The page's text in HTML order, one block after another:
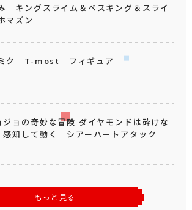
キングスライム＆ベスキング＆スライ
マズン
ク T-most フィギュア
ジョの奇妙な冒険 ダイヤモンドは砕けな
知して動く シアーハートアタック
もっと見る